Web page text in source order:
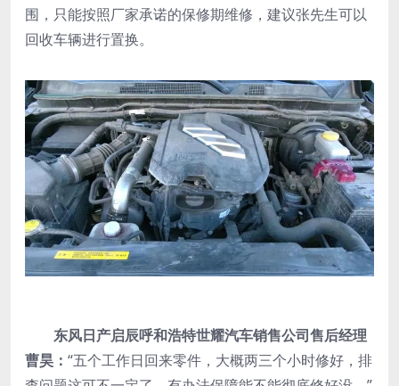
围，只能按照厂家承诺的保修期维修，建议张先生可以
回收车辆进行置换。
东风日产启辰呼和浩特世耀汽车销售公司售后经理
曹昊： “五个工作日回来零件，大概两三个小时修好，排